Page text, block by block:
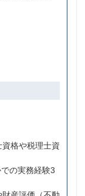
資格や税理士資
の実務経験3